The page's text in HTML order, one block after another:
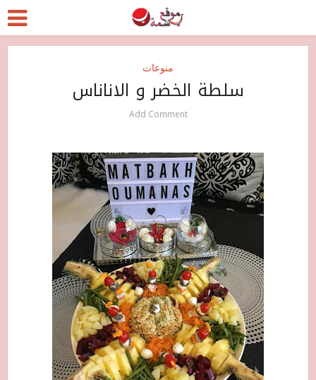
منوعات
سلطة الخضر و الاناناس
Add Comment